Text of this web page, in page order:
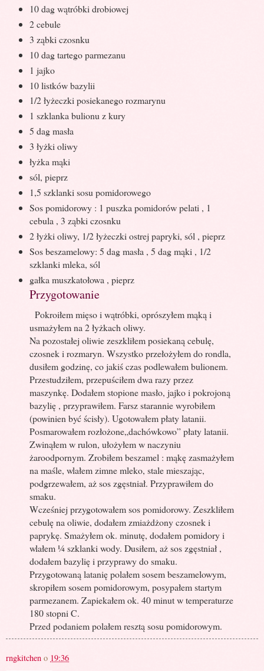
10 dag wątróbki drobiowej
2 cebule
3 ząbki czosnku
10 dag tartego parmezanu
1 jajko
10 listków bazylii
1/2 łyżeczki posiekanego rozmarynu
1 szklanka bulionu z kury
5 dag masła
3 łyżki oliwy
łyżka mąki
sól, pieprz
1,5 szklanki sosu pomidorowego
Sos pomidorowy : 1 puszka pomidorów pelati , 1
cebula , 3 ząbki czosnku
2 łyżki oliwy, 1/2 łyżeczki ostrej papryki, sól , pieprz
Sos beszamelowy: 5 dag masła , 5 dag mąki , 1/2
szklanki mleka, sól
gałka muszkatołowa , pieprz
Przygotowanie
Pokroiłem mięso i wątróbki, oprószyłem mąką i
usmażyłem na 2 łyżkach oliwy.
Na pozostałej oliwie zeszkliłem posiekaną cebulę,
czosnek i rozmaryn. Wszystko przełożyłem do rondla,
dusiłem godzinę, co jakiś czas podlewałem bulionem.
Przestudziłem, przepuściłem dwa razy przez
maszynkę. Dodałem stopione masło, jajko i pokrojoną
bazylię , przyprawiłem. Farsz starannie wyrobiłem
(powinien być ścisły). Ugotowałem płaty latanii.
Posmarowałem rozłożone„dachówkowo” płaty latanii.
Zwinąłem w rulon, ułożyłem w naczyniu
żaroodpornym. Zrobiłem beszamel : mąkę zasmażyłem
na maśle, wlałem zimne mleko, stale mieszając,
podgrzewałem, aż sos zgęstniał. Przyprawiłem do
smaku.
Wcześniej przygotowałem sos pomidorowy. Zeszkliłem
cebulę na oliwie, dodałem zmiażdżony czosnek i
paprykę. Smażyłem ok. minutę, dodałem pomidory i
wlałem ¼ szklanki wody. Dusiłem, aż sos zgęstniał ,
dodałem bazylię i przyprawy do smaku.
Przygotowaną latanię polałem sosem beszamelowym,
skropiłem sosem pomidorowym, posypałem startym
parmezanem. Zapiekałem ok. 40 minut w temperaturze
180 stopni C.
Przed podaniem polałem resztą sosu pomidorowym.
rngkitchen o 19:36